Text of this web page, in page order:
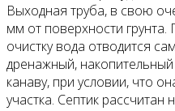
Выходная труба, в свою
мм от поверхности
очистку вода отводится
дренажный,
канаву, при условии, что
участка. Септик рассчитан